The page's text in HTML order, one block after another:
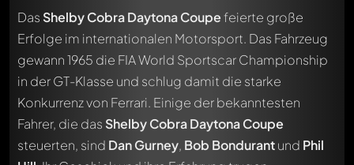
Das Shelby Cobra Daytona Coupefeierte große
Erfolge im internationalen Motorsport. Das Fahrzeug
gewann 1965 die FIA World Sportscar Championship
in der GT-Klasse und schlug damit die starke
Konkurrenz von Ferrari. Einige der bekanntesten
Fahrer, die das Shelby Cobra Daytona Coupe
steuerten, sind Dan Gurney, Bob Bondurantund Phil